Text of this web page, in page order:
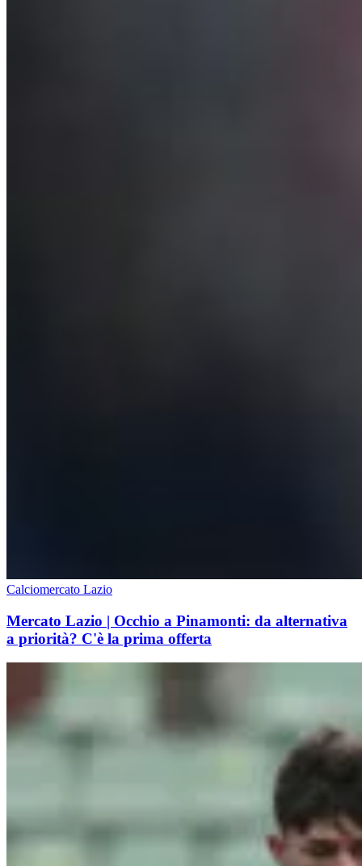
Calciomercato Lazio
Mercato Lazio | Occhio a Pinamonti: da alternativa
a priorità? C'è la prima offerta